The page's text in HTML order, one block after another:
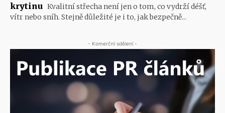
krytinu Kvalitní střecha není jen o tom, co vydrží déšť,
vítr nebo sníh. Stejně důležité je i to, jak bezpečně...
- Komerční sdělení -